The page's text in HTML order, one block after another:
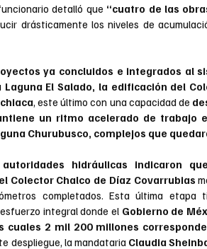
detalló que “cuatro de las
drásticamente los niveles de
ya concluidos e integrados al
El Salado, la edificación del
, este último con una capacidad de
un ritmo acelerado de trabajo
Churubusco, complejos que
autoridades hidráulicas indicaron
Colector Chalco de Díaz Covarrubias
completados. Esta última
integral donde el Gobierno de
cuales 2 mil 200 millones
despliegue, la mandataria Claudia